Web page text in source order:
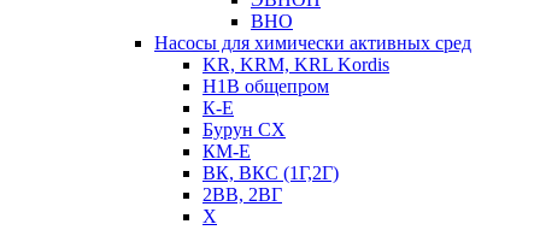
ВНО
Насосы для химически активных сред
KR, KRM, KRL Kordis
Н1В общепром
К-Е
Бурун СХ
КМ-Е
ВК, ВКС (1Г,2Г)
2ВВ, 2ВГ
Х